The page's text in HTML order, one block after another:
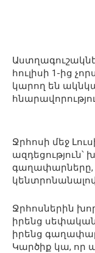
հուլիսի 1-ից
կարող են
Ջրհոսի մեջ
գաղափարները,
Ջրհոսներին
իրենց
իրենց
Կարծիք կա, որ